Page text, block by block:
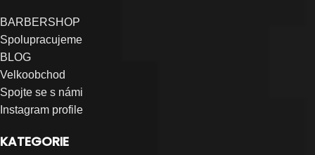
BARBERSHOP
Spolupracujeme
BLOG
Velkoobchod
Spojte se s námi
Instagram profile
KATEGORIE